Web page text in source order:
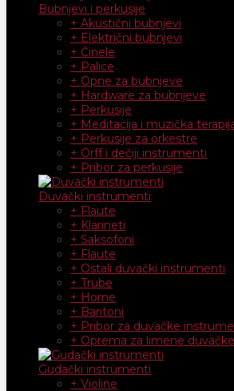
Bubnjevi i perkusije
+ Akustični bubnjevi
+ Električni bubnjevi
+ Činele
+ Palice
+ Opne za bubnjeve
+ Hardware za bubnjeve
+ Perkusije
+ Meditacija i muzička
+ Perkusije za orkestre
+ Orff i dečiji instrumenti
+ Pribor za perkusije
Duvački instrumenti
+ Flaute
+ Klarineti
+ Saksofoni
+ Flaute
+ Ostali duvački instrumenti
+ Trube
+ Horne
+ Baritoni
+ Pribor za duvačke
+ Oprema za limene
Gudački instrumenti
+ Violine